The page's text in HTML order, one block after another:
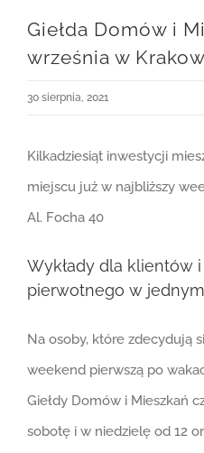
Giełda Domów i
września w
30 sierpnia, 2021
Kilkadziesiąt inwestycji
miejscu już w najbliższy
Al. Focha 40
Wykłady dla klientów
pierwotnego w
Na osoby, które zdecydują
weekend pierwszą po
Giełdy Domów i Mieszkań
sobotę i w niedzielę od 12